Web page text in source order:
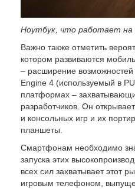
Ноутбук, что работает на
Важно также отметить
котором развиваются
– расширение
Engine 4 (используемый в
платформах –
разработчиков. Он
и консольных игр и их
планшеты.
Смартфонам необходимо
запуска этих
всех сил захватывает этот
игровым телефоном,